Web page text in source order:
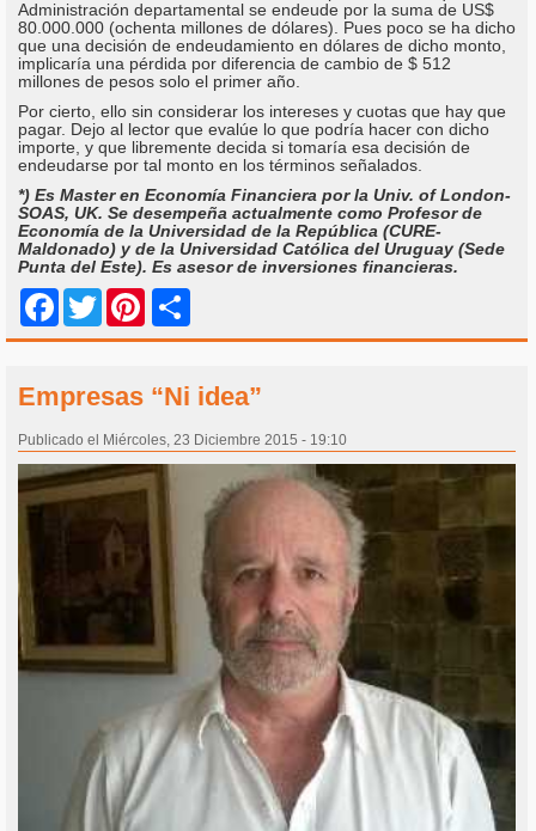
Administración departamental se endeude por la suma de US$
80.000.000 (ochenta millones de dólares). Pues poco se ha dicho
que una decisión de endeudamiento en dólares de dicho monto,
implicaría una pérdida por diferencia de cambio de $ 512
millones de pesos solo el primer año.
Por cierto, ello sin considerar los intereses y cuotas que hay que
pagar. Dejo al lector que evalúe lo que podría hacer con dicho
importe, y que libremente decida si tomaría esa decisión de
endeudarse por tal monto en los términos señalados.
*) Es Master en Economía Financiera por la Univ. of London-
SOAS, UK. Se desempeña actualmente como Profesor de
Economía de la Universidad de la República (CURE-
Maldonado) y de la Universidad Católica del Uruguay (Sede
Punta del Este). Es asesor de inversiones financieras.
Facebook
Twitter Pinterest
Empresas “Ni idea”
Publicado el Miércoles, 23 Diciembre 2015 - 19:10